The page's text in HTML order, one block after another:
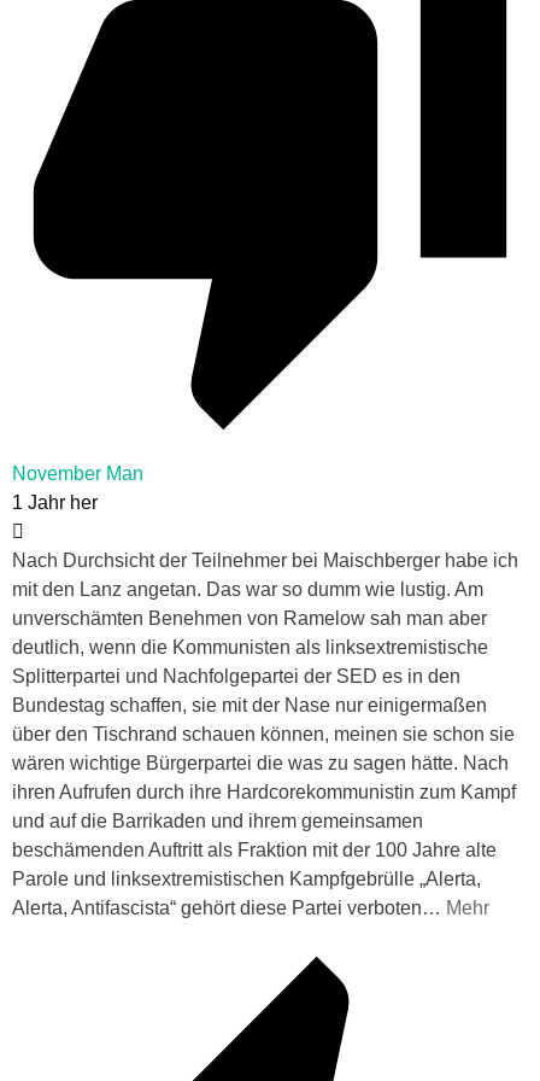
November Man
1 Jahr her
Nach Durchsicht der Teilnehmer bei Maischberger habe ich
mit den Lanz angetan. Das war so dumm wie lustig. Am
unverschämten Benehmen von Ramelow sah man aber
deutlich, wenn die Kommunisten als linksextremistische
Splitterpartei und Nachfolgepartei der SED es in den
Bundestag schaffen, sie mit der Nase nur einigermaßen
über den Tischrand schauen können, meinen sie schon sie
wären wichtige Bürgerpartei die was zu sagen hätte. Nach
ihren Aufrufen durch ihre Hardcorekommunistin zum Kampf
und auf die Barrikaden und ihrem gemeinsamen
beschämenden Auftritt als Fraktion mit der 100 Jahre alte
Parole und linksextremistischen Kampfgebrülle „Alerta,
Alerta, Antifascista“ gehört diese Partei verboten… Mehr